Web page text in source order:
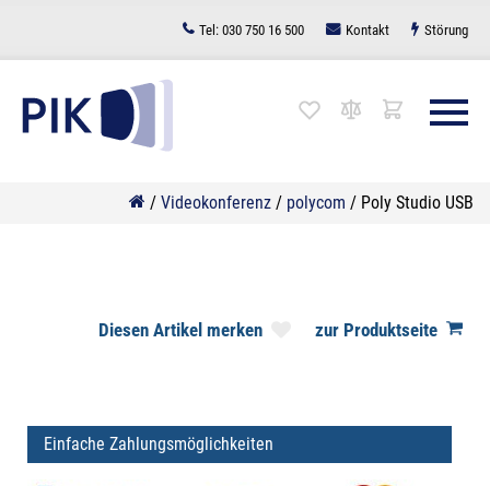
springen
Tel: 030 750 16 500 Kontakt Störung
/ Videokonferenz / polycom / Poly Studio USB
zur Produktseite
Diesen Artikel merken
Einfache Zahlungsmöglichkeiten